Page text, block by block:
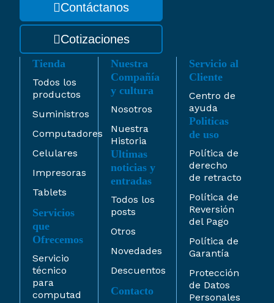
Contáctanos
Cotizaciones
Tienda
Todos los
productos
Suministros
Computadores
Celulares
Impresoras
Tablets
Servicios
que
Ofrecemos
Servicio
técnico
para
computad
Nuestra
Compañía
y cultura
Nosotros
Nuestra
Historia
Ultimas
noticias y
entradas
Todos los
posts
Otros
Novedades
Descuentos
Contacto
Servicio al
Cliente
Centro de
ayuda
Politicas
de uso
Política de
derecho
de retracto
Política de
Reversión
del Pago
Política de
Garantía
Protección
de Datos
Personales